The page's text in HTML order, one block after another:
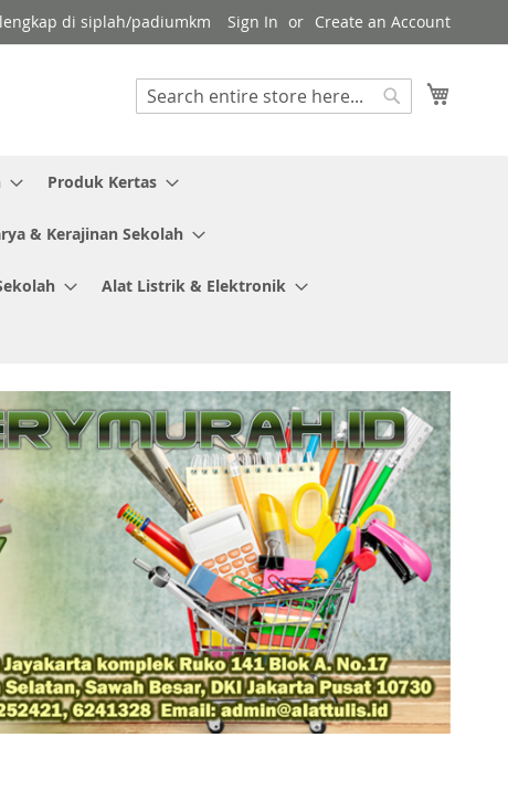
di siplah/padiumkm Sign In Create an Account
Search
Produk Kertas
& Kerajinan Sekolah
Alat Listrik & Elektronik